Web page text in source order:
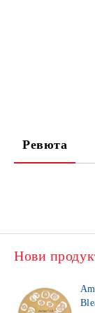
Ревюта
Нови